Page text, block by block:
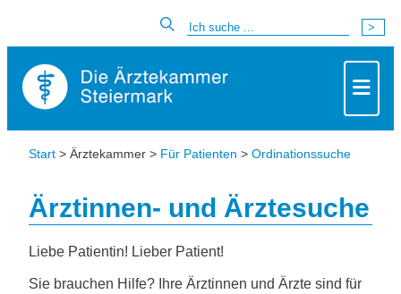
Start > Ärztekammer > Für Patienten > Ordinationssuche
Ärztinnen- und Ärztesuche
Liebe Patientin! Lieber Patient!
Sie brauchen Hilfe? Ihre Ärztinnen und Ärzte sind für